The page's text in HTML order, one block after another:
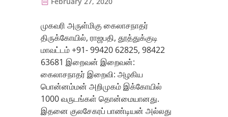
முகவரி அருள்மிகு கைலாசநாதர்
திருக்கோயில், ராஜபதி, தூத்துக்குடி
மாவட்டம் +91- 99420 62825, 98422
63681 இறைவன் இறைவன்:
கைலாசநாதர் இறைவி: அழகிய
பொன்னம்மன் அறிமுகம் இக்கோயில்
1000 வருடங்கள் தொன்மையானது.
இதனை குலசேகரப் பாண்டியன் அல்லது